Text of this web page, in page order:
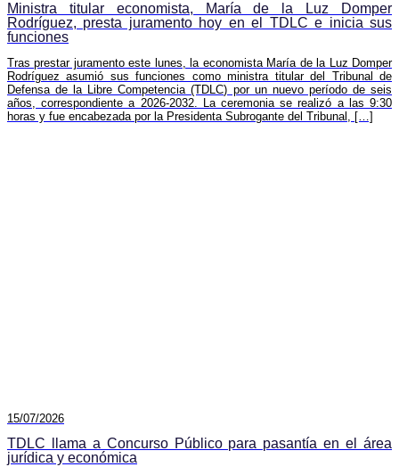
Ministra titular economista, María de la Luz Domper
Rodríguez, presta juramento hoy en el TDLC e inicia sus
funciones
Tras prestar juramento este lunes, la economista María de la Luz Domper
Rodríguez asumió sus funciones como ministra titular del Tribunal de
Defensa de la Libre Competencia (TDLC) por un nuevo período de seis
años, correspondiente a 2026-2032. La ceremonia se realizó a las 9:30
horas y fue encabezada por la Presidenta Subrogante del Tribunal, […]
15/07/2026
TDLC llama a Concurso Público para pasantía en el área
jurídica y económica